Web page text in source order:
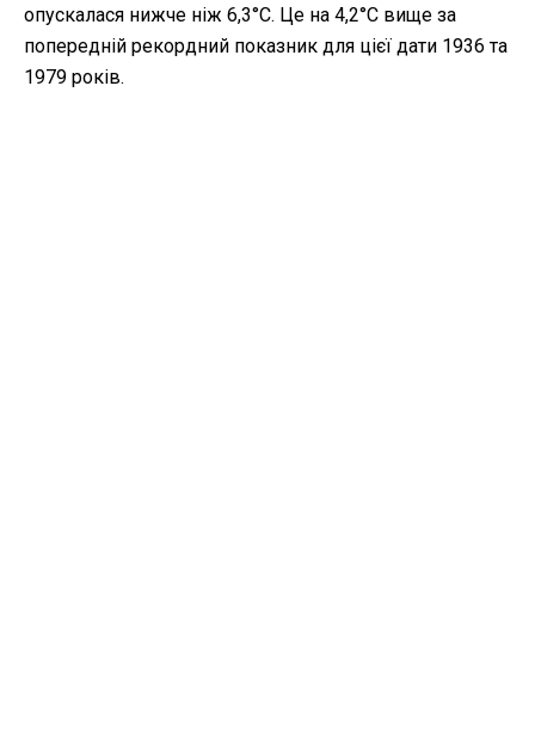
опускалася нижче ніж 6,3°С. Це на 4,2°С вище за
попередній рекордний показник для цієї дати 1936 та
1979 років.